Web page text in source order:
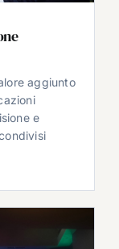
aggiunto
e